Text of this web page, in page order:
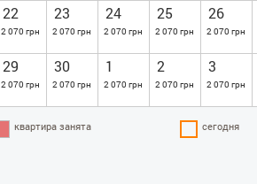
22
2 070 грн
23
2 070 грн
24
2 070 грн
25
2 070 грн
26
2 070 грн
29
2 070 грн
30
2 070 грн
1
2 070 грн
2
2 070 грн
3
2 070 грн
квартира занята сегодня